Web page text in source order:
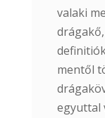
valaki
mentől
egyuttal